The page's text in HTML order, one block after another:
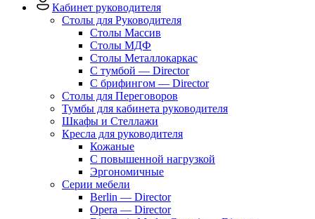
Кабинет руководителя
Столы для Руководителя
Столы Массив
Столы МДФ
Столы Металлокаркас
С тумбой — Director
C брифингом — Director
Столы для Переговоров
Тумбы для кабинета руководителя
Шкафы и Стеллажи
Кресла для руководителя
Кожаные
С повышенной нагрузкой
Эргономичные
Серии мебели
Berlin — Director
Opera — Director